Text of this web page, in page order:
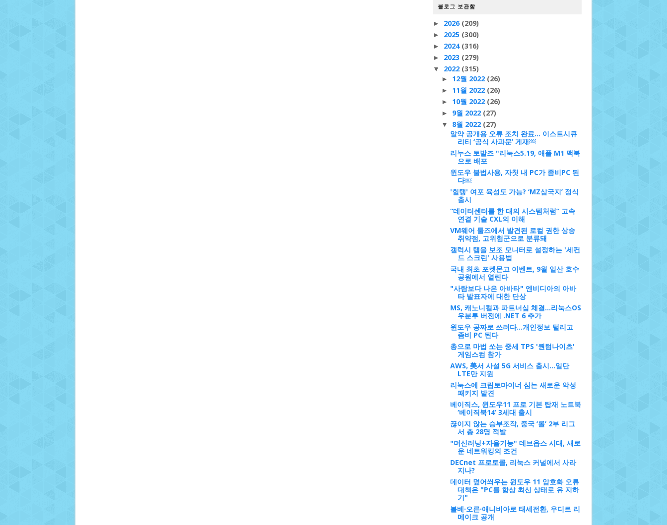
블로그 보관함
► 2026 (209)
► 2025 (300)
► 2024 (316)
► 2023 (279)
▼ 2022 (315)
► 12월 2022 (26)
► 11월 2022 (26)
► 10월 2022 (26)
► 9월 2022 (27)
▼ 8월 2022 (27)
알약 공개용 오류 조치 완료... 이스트시큐
리티 ‘공식 사과문’ 게재￼
리누스 토발즈 "리눅스5.19, 애플 M1 맥북
으로 배포
윈도우 불법사용, 자칫 내 PC가 좀비PC 된
다￼
'힐탱' 여포 육성도 가능? ‘MZ삼국지’ 정식
출시
“데이터센터를 한 대의 시스템처럼” 고속
연결 기술 CXL의 이해
VM웨어 툴즈에서 발견된 로컬 권한 상승
취약점, 고위험군으로 분류돼
갤럭시 탭을 보조 모니터로 설정하는 '세컨
드 스크린' 사용법
국내 최초 포켓몬고 이벤트, 9월 일산 호수
공원에서 열린다
"사람보다 나은 아바타" 엔비디아의 아바
타 발표자에 대한 단상
MS, 캐노니컬과 파트너십 체결...리눅스OS
우분투 버전에 .NET 6 추가
윈도우 공짜로 쓰려다...개인정보 털리고
좀비 PC 된다
총으로 마법 쏘는 중세 TPS '퀀텀나이츠'
게임스컴 참가
AWS, 美서 사설 5G 서비스 출시…일단
LTE만 지원
리눅스에 크립토마이너 심는 새로운 악성
패키지 발견
베이직스, 윈도우11 프로 기본 탑재 노트북
‘베이직북14’ 3세대 출시
끊이지 않는 승부조작, 중국 ‘롤’ 2부 리그
서 총 28명 적발
"머신러닝+자율기능" 데브옵스 시대, 새로
운 네트워킹의 조건
DECnet 프로토콜, 리눅스 커널에서 사라
지나?
데이터 덮어씌우는 윈도우 11 암호화 오류
대책은 "PC를 항상 최신 상태로 유 지하
기"
볼베∙오른∙애니비아로 태세전환, 우디르 리
메이크 공개